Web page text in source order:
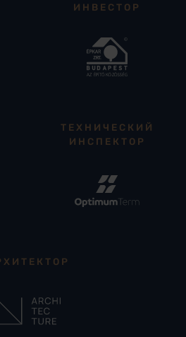
ИНВЕСТОР
ТЕХНИЧЕСКИЙ
ИНСПЕКТОР